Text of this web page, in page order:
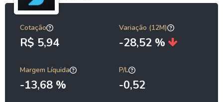
Cotação
R$ 5,94
Variação (12M)
-28,52 %
Margem Líquida
-13,68 %
P/L
-0,52